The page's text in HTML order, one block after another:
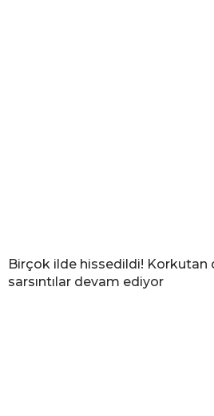
Birçok ilde hissedildi! Korkutan
sarsıntılar devam ediyor